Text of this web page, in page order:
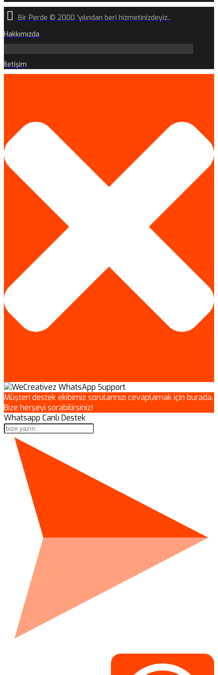
Bir Perde © 2000 'yılından beri hizmetinizdeyiz..
Hakkımızda
İletişim
Müşteri destek ekibimiz sorularınızı cevaplamak için burada.
Bize herşeyi sorabilirsiniz!
Whatsapp Canlı Destek